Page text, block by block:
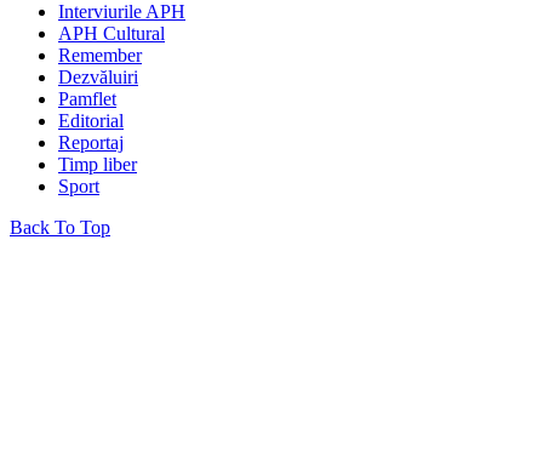
Interviurile APH
APH Cultural
Remember
Dezvăluiri
Pamflet
Editorial
Reportaj
Timp liber
Sport
Back To Top